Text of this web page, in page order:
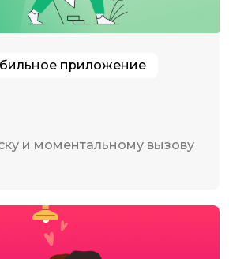
приложение
и моментальному вызову